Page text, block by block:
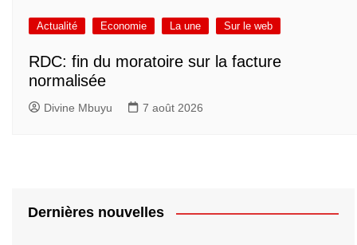
Actualité Economie La une Sur le web
RDC: fin du moratoire sur la facture
normalisée
Divine Mbuyu 7 août 2026
Dernières nouvelles